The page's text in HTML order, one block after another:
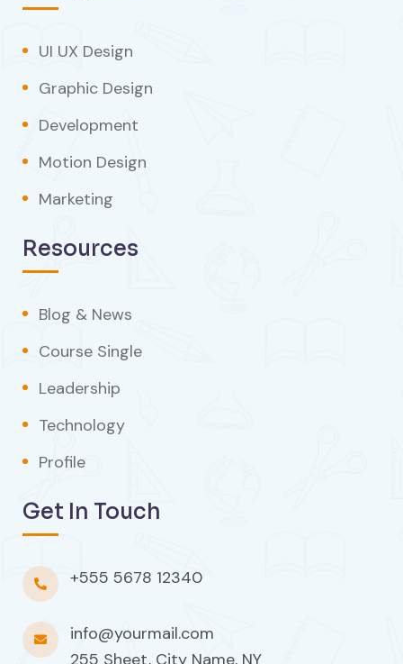
UI UX Design
Graphic Design
Development
Motion Design
Marketing
Resources
Blog & News
Course Single
Leadership
Technology
Profile
Get In Touch
+555 5678 12340
info@yourmail.com
255 Sheet, City Name, NY